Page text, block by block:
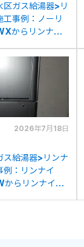
ガス給湯器>リ
工事例：ノーリ
からリンナイ
2026年7月18日
ス給湯器>リンナ
例：リンナイ
らリンナイ